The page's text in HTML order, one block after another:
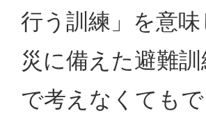
行う訓練」を意
災に備えた避難
で考えなくても